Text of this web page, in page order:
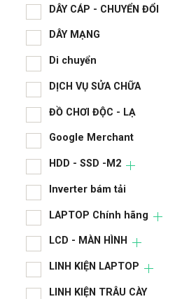
DÂY CÁP - CHUYỂN ĐỔI
DÂY MẠNG
Di chuyển
DỊCH VỤ SỬA CHỮA
ĐỒ CHƠI ĐỘC - LẠ
Google Merchant
HDD - SSD -M2
Inverter bám tải
LAPTOP Chính hãng
LCD - MÀN HÌNH
LINH KIỆN LAPTOP
LINH KIỆN TRÂU CÀY